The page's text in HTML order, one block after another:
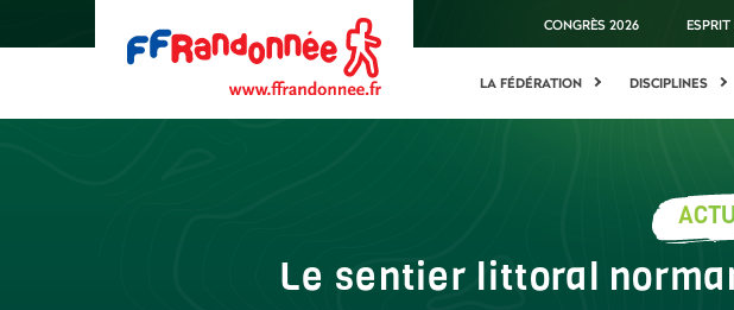
CONGRÈS 2026
LA FÉDÉRATION DISCIPLINES
Le sentier littoral